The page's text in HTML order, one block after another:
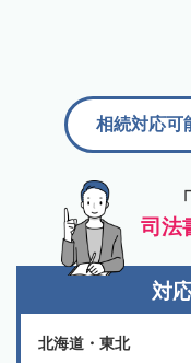
司法
相続対応可
対
北海道・東北